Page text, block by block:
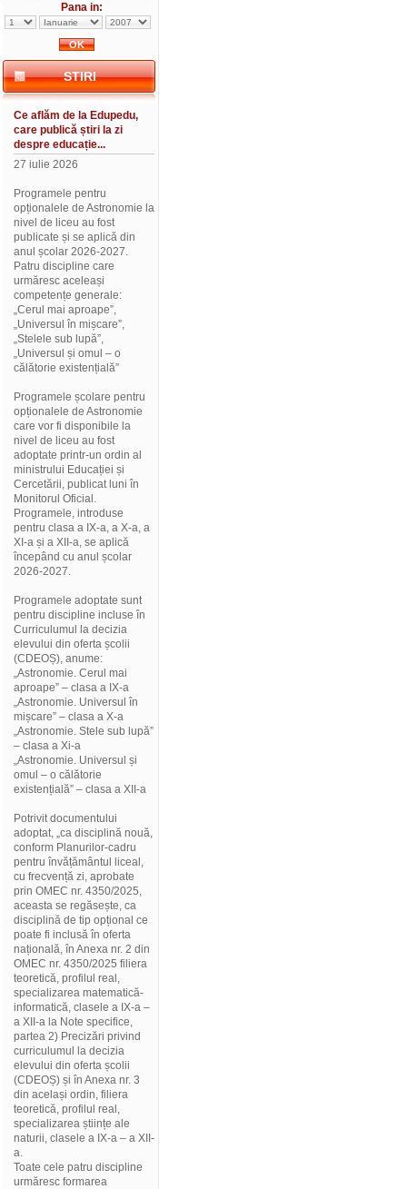
Pana in:
STIRI
Ce aflăm de la Edupedu,
care publică știri la zi
despre educație...
27 iulie 2026
Programele pentru
opționalele de Astronomie la
nivel de liceu au fost
publicate și se aplică din
anul școlar 2026-2027.
Patru discipline care
urmăresc aceleași
competențe generale:
„Cerul mai aproape”,
„Universul în mișcare”,
„Stelele sub lupă”,
„Universul și omul – o
călătorie existențială”
Programele școlare pentru
opționalele de Astronomie
care vor fi disponibile la
nivel de liceu au fost
adoptate printr-un ordin al
ministrului Educației și
Cercetării, publicat luni în
Monitorul Oficial.
Programele, introduse
pentru clasa a IX-a, a X-a, a
XI-a și a XII-a, se aplică
începând cu anul școlar
2026-2027.
Programele adoptate sunt
pentru discipline incluse în
Curriculumul la decizia
elevului din oferta școlii
(CDEOȘ), anume:
„Astronomie. Cerul mai
aproape” – clasa a IX-a
„Astronomie. Universul în
mișcare” – clasa a X-a
„Astronomie. Stele sub lupă”
– clasa a Xi-a
„Astronomie. Universul și
omul – o călătorie
existențială” – clasa a XII-a
Potrivit documentului
adoptat, „ca disciplină nouă,
conform Planurilor-cadru
pentru învățământul liceal,
cu frecvență zi, aprobate
prin OMEC nr. 4350/2025,
aceasta se regăsește, ca
disciplină de tip opțional ce
poate fi inclusă în oferta
națională, în Anexa nr. 2 din
OMEC nr. 4350/2025 filiera
teoretică, profilul real,
specializarea matematică-
informatică, clasele a IX-a –
a XII-a la Note specifice,
partea 2) Precizări privind
curriculumul la decizia
elevului din oferta școlii
(CDEOȘ) și în Anexa nr. 3
din același ordin, filiera
teoretică, profilul real,
specializarea științe ale
naturii, clasele a IX-a – a XII-
a.
Toate cele patru discipline
urmăresc formarea